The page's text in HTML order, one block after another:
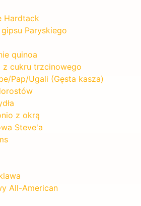
Hardtack
Paryskiego
quinoa
z cukru trzcinowego
Pap/Ugali (Gęsta kasza)
z okrą
Steve'a
All-American